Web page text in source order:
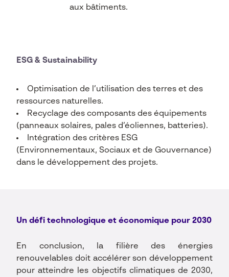
aux bâtiments.
ESG & Sustainability
Optimisation de l’utilisation des terres et des
ressources naturelles.
Recyclage des composants des équipements
(panneaux solaires, pales d’éoliennes, batteries).
Intégration des critères ESG
(Environnementaux, Sociaux et de Gouvernance)
dans le développement des projets.
Un défi technologique et économique pour 2030
En conclusion, la filière des énergies
renouvelables doit accélérer son développement
pour atteindre les objectifs climatiques de 2030,